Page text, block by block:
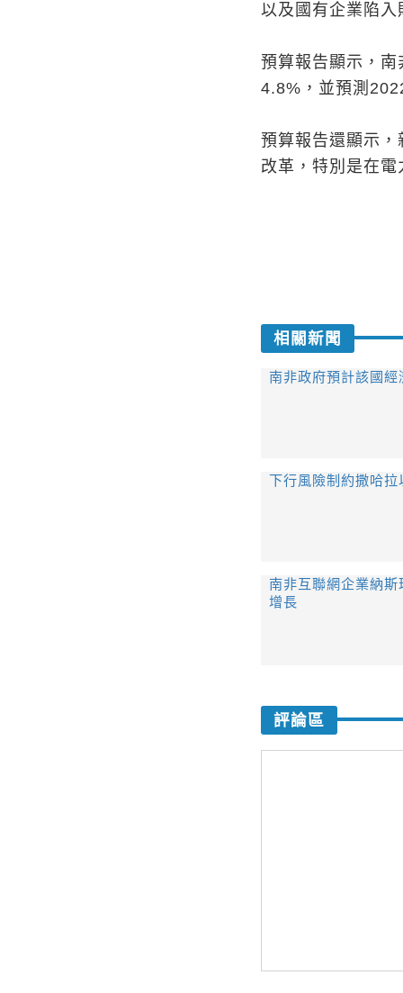
以及國有企業陷入
預算報告顯示，
4.8%，並預測
預算報告還顯示
改革，特別是在電
相關新聞
南非政府預計該國
下行風險制約撒哈
南非互聯網企業納
增長
評論區